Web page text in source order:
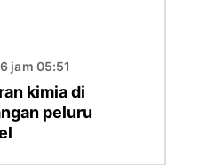
jam 05:51
kimia di
peluru